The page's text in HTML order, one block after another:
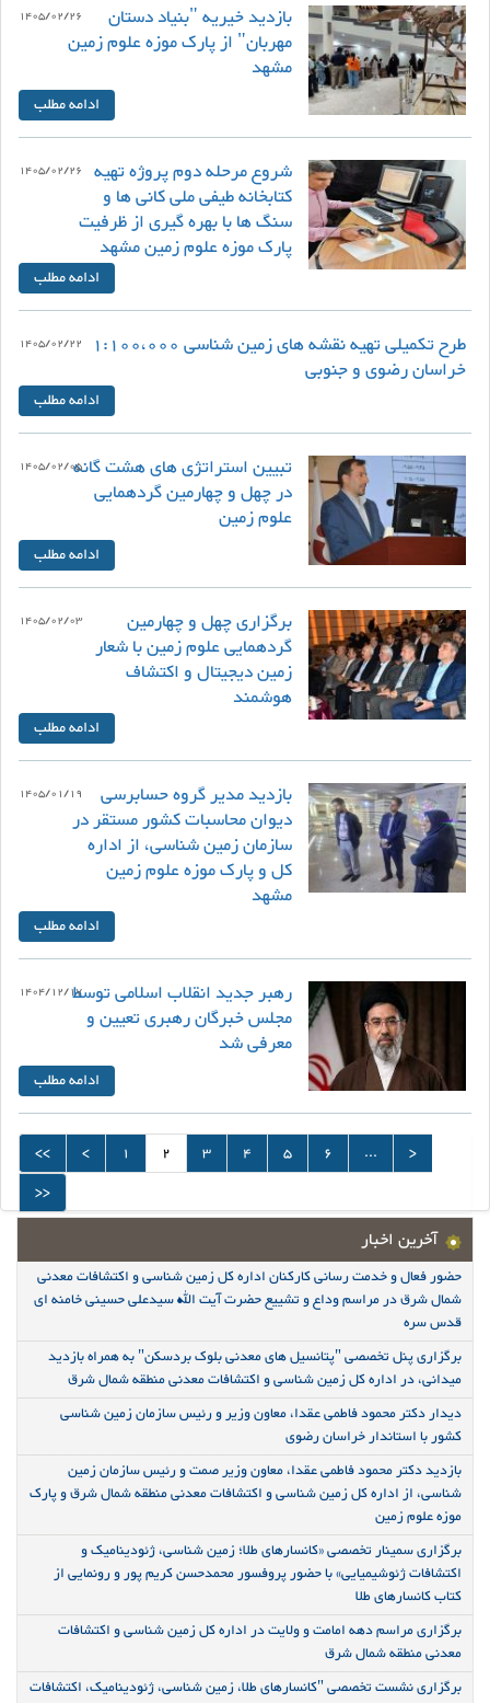
بازدید خیریه "بنیاد دستان
مهربان" از پارک موزه علوم زمین
مشهد
ادامه مطلب
1405/02/26
شروع مرحله دوم پروژه تهیه
کتابخانه طیفی ملی کانی ها و
سنگ ها با بهره گیری از ظرفیت
پارک موزه علوم زمین مشهد
ادامه مطلب
1405/02/26
طرح تکمیلی تهیه نقشه های زمین شناسی 1:100،000
خراسان رضوی و جنوبی
ادامه مطلب
1405/02/22
تبیین استراتژی های هشت گانه
در چهل و چهارمین گردهمایی
علوم زمین
ادامه مطلب
1405/02/05
برگزاری چهل و چهارمین
گردهمایی علوم زمین با شعار
زمین دیجیتال و اکتشاف
هوشمند
ادامه مطلب
1405/02/03
بازدید مدیر گروه حسابرسی
دیوان محاسبات کشور مستقر در
سازمان زمین شناسی، از اداره
کل و پارک موزه علوم زمین
مشهد
ادامه مطلب
1405/01/19
رهبر جدید انقلاب اسلامی توسط
مجلس خبرگان رهبری تعیین و
معرفی شد
ادامه مطلب
1404/12/17
<< < 1 2 3 4 5 6 ...
>
>>
آخرین اخبار
حضور فعال و خدمت رسانی کارکنان اداره کل زمین شناسی و اکتشافات معدنی
شمال شرق در مراسم وداع و تشییع حضرت آیت الله سیدعلی حسینی خامنه ای
قدس سره
برگزاری پنل تخصصی "پتانسیل های معدنی بلوک بردسکن" به همراه بازدید
میدانی، در اداره کل زمین شناسی و اکتشافات معدنی منطقه شمال شرق
دیدار دکتر محمود فاطمی عقدا، معاون وزیر و رئیس سازمان زمین شناسی
کشور با استاندار خراسان رضوی
بازدید دکتر محمود فاطمی عقدا، معاون وزیر صمت و رئیس سازمان زمین
شناسی، از اداره کل زمین شناسی و اکتشافات معدنی منطقه شمال شرق و پارک
موزه علوم زمین
برگزاری سمینار تخصصی «کانسارهای طلا؛ زمین شناسی، ژئودینامیک و
اکتشافات ژئوشیمیایی» با حضور پروفسور محمدحسن کریم پور و رونمایی از
کتاب کانسارهای طلا
برگزاری مراسم دهه امامت و ولایت در اداره کل زمین شناسی و اکتشافات
معدنی منطقه شمال شرق
برگزاری نشست تخصصی "کانسارهای طلا، زمین شناسی، ژئودینامیک، اکتشافات